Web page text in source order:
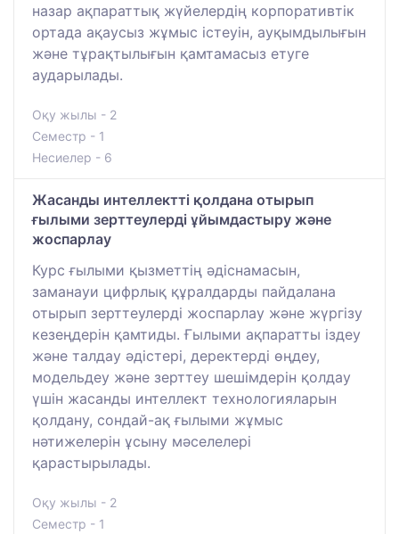
назар ақпараттық жүйелердің корпоративтік
ортада ақаусыз жұмыс істеуін, ауқымдылығын
және тұрақтылығын қамтамасыз етуге
аударылады.
Оқу жылы - 2
Семестр - 1
Несиелер - 6
Жасанды интеллектті қолдана отырып
ғылыми зерттеулерді ұйымдастыру және
жоспарлау
Курс ғылыми қызметтің әдіснамасын,
заманауи цифрлық құралдарды пайдалана
отырып зерттеулерді жоспарлау және жүргізу
кезеңдерін қамтиды. Ғылыми ақпаратты іздеу
және талдау әдістері, деректерді өңдеу,
модельдеу және зерттеу шешімдерін қолдау
үшін жасанды интеллект технологияларын
қолдану, сондай-ақ ғылыми жұмыс
нәтижелерін ұсыну мәселелері
қарастырылады.
Оқу жылы - 2
Семестр - 1